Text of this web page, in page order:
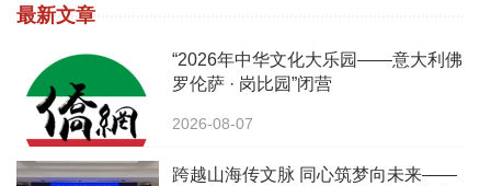
最新文章
“2026年中华文化大乐园——意大利佛
罗伦萨 · 岗比园”闭营
2026-08-07
跨越山海传文脉 同心筑梦向未来——